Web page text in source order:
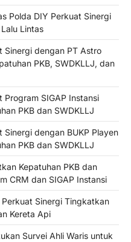
Polda DIY Perkuat Sinergi
Lintas
Sinergi dengan PT Astro
PKB, SWDKLLJ, dan
Program SIGAP Instansi
PKB dan SWDKLLJ
Sinergi dengan BUKP Playen
PKB dan SWDKLLJ
Kepatuhan PKB dan
CRM dan SIGAP Instansi
Sinergi Tingkatkan
Kereta Api
Survei Ahli Waris untuk